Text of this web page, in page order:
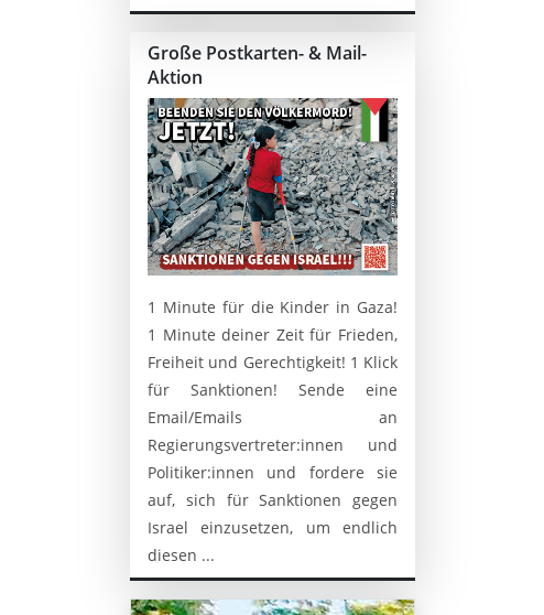
Große Postkarten- & Mail-
Aktion
1 Minute für die Kinder in Gaza!
1 Minute deiner Zeit für Frieden,
Freiheit und Gerechtigkeit! 1 Klick
für Sanktionen! Sende eine
Email/Emails an
Regierungsvertreter:innen und
Politiker:innen und fordere sie
auf, sich für Sanktionen gegen
Israel einzusetzen, um endlich
diesen ...